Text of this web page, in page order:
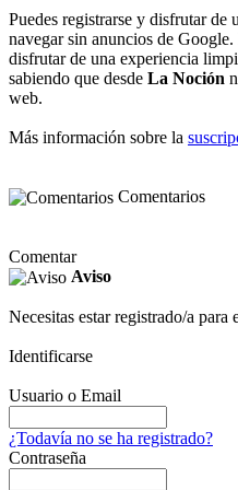
Puedes registrarse y disfrutar de
navegar sin anuncios de Google.
disfrutar de una experiencia
sabiendo que desde La Noción
web.
Más información sobre la
Comentarios
Comentar
Aviso
Necesitas estar registrado/a
Identificarse
Usuario o Email
¿Todavía no se ha registrado?
Contraseña